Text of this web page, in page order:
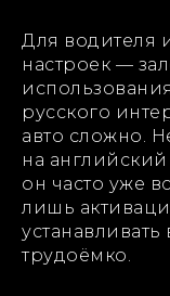
Для водителя
настроек —
русского
авто сложно.
на
он часто уже
лишь
трудоёмко.